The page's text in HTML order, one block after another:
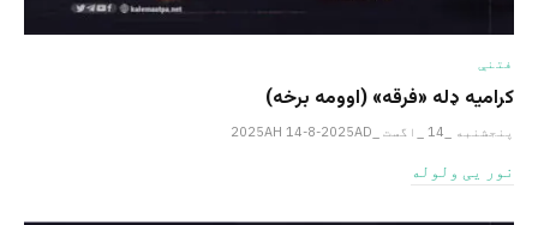
فتنې
کرامیه ډله «فرقه» (اوومه برخه)
پنجشنبه _14 _اگست _2025AH 14-8-2025AD
نور یی ولوله